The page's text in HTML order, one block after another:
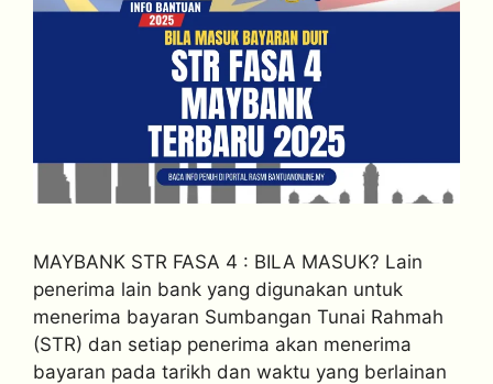
MAYBANK STR FASA 4 : BILA MASUK? Lain
penerima lain bank yang digunakan untuk
menerima bayaran Sumbangan Tunai Rahmah
(STR) dan setiap penerima akan menerima
bayaran pada tarikh dan waktu yang berlainan